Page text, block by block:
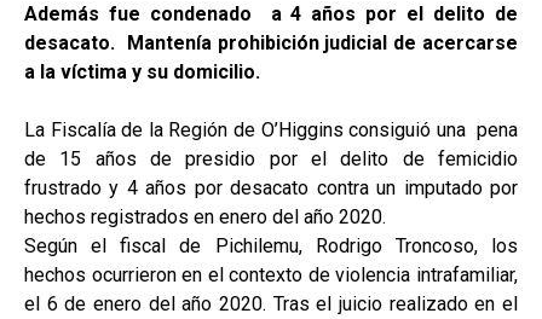
Además fue condenado a 4 años por el delito de
desacato. Mantenía prohibición judicial de acercarse
a la víctima y su domicilio.
La Fiscalía de la Región de O’Higgins consiguió una pena
de 15 años de presidio por el delito de femicidio
frustrado y 4 años por desacato contra un imputado por
hechos registrados en enero del año 2020.
Según el fiscal de Pichilemu, Rodrigo Troncoso, los
hechos ocurrieron en el contexto de violencia intrafamiliar,
el 6 de enero del año 2020. Tras el juicio realizado en el